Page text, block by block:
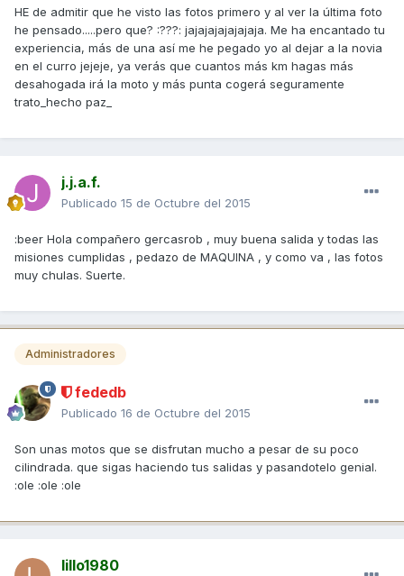
HE de admitir que he visto las fotos primero y al ver la última foto
he pensado.....pero que? :???: jajajajajajajaja. Me ha encantado tu
experiencia, más de una así me he pegado yo al dejar a la novia
en el curro jejeje, ya verás que cuantos más km hagas más
desahogada irá la moto y más punta cogerá seguramente
trato_hecho paz_
j.j.a.f.
Publicado 15 de Octubre del 2015
:beer Hola compañero gercasrob , muy buena salida y todas las
misiones cumplidas , pedazo de MAQUINA , y como va , las fotos
muy chulas. Suerte.
Administradores
fededb
Publicado 16 de Octubre del 2015
Son unas motos que se disfrutan mucho a pesar de su poco
cilindrada. que sigas haciendo tus salidas y pasandotelo genial.
:ole :ole :ole
lillo1980